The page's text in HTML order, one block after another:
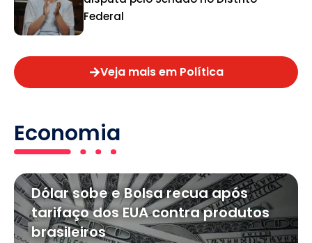
Federal
Veja mais em Política
Economia
Dólar sobe e Bolsa recua após
tarifaço dos EUA contra produtos
brasileiros